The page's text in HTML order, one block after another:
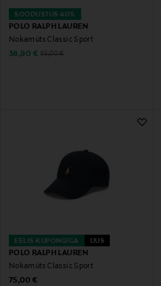
SOODUSTUS 40%
POLO RALPH LAUREN
Nokamüts Classic Sport
Discounted Price
38,90 € Original Price
65,00 €
EELIS KUPONGIGA UUS
POLO RALPH LAUREN
Nokamüts Classic Sport
Original Price
75,00 €